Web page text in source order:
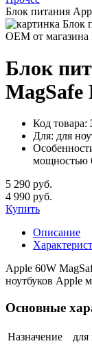
Блок питания
Блок
MagSafe
Код товара:
Для: для
мощностью
5 290 руб.
4 990 руб.
Купить
Описание
Apple 60W
ноутбуков Apple
Основные
Назначение
для